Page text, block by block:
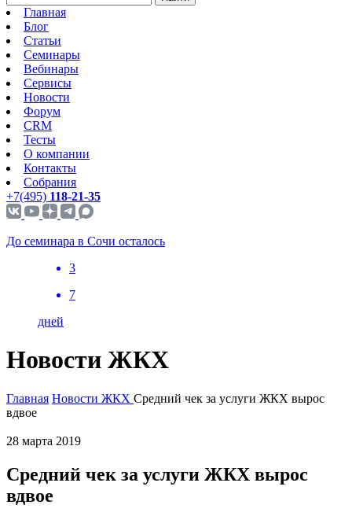
Главная
Блог
Статьи
Семинары
Вебинары
Сервисы
Новости
Форум
CRM
Тесты
О компании
Контакты
Собрания
+7(495) 118-21-35
До семинара в Сочи осталось
3
7
дней
Новости ЖКХ
Главная Новости ЖКХ Средний чек за услуги ЖКХ вырос
вдвое
28 марта 2019
Средний чек за услуги ЖКХ вырос
вдвое